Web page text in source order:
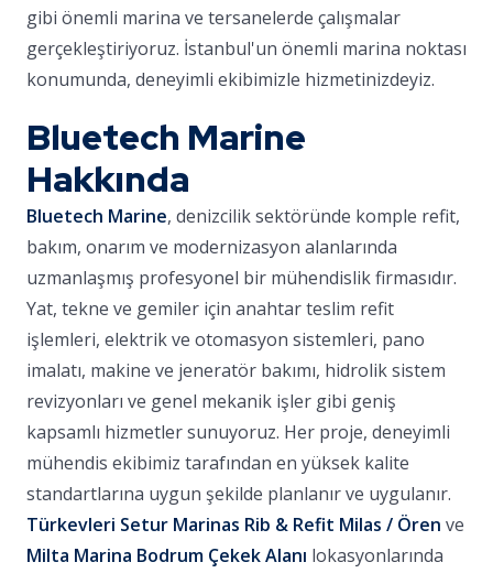
gibi önemli marina ve tersanelerde çalışmalar
gerçekleştiriyoruz. İstanbul'un önemli marina noktası
konumunda, deneyimli ekibimizle hizmetinizdeyiz.
Bluetech Marine
Hakkında
Bluetech Marine, denizcilik sektöründe komple refit,
bakım, onarım ve modernizasyon alanlarında
uzmanlaşmış profesyonel bir mühendislik firmasıdır.
Yat, tekne ve gemiler için anahtar teslim refit
işlemleri, elektrik ve otomasyon sistemleri, pano
imalatı, makine ve jeneratör bakımı, hidrolik sistem
revizyonları ve genel mekanik işler gibi geniş
kapsamlı hizmetler sunuyoruz. Her proje, deneyimli
mühendis ekibimiz tarafından en yüksek kalite
standartlarına uygun şekilde planlanır ve uygulanır.
Türkevleri Setur Marinas Rib & Refit Milas / Ören ve
Milta Marina Bodrum Çekek Alanı lokasyonlarında